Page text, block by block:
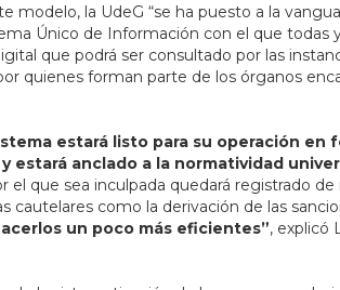
modelo, la UdeG “se ha puesto a la
Único de Información con el que todas
que podrá ser consultado por las
quienes forman parte de los órganos
estará listo para su operación
estará anclado a la normatividad
el que sea inculpada quedará registrado
cautelares como la derivación de las
un poco más eficientes”, explicó